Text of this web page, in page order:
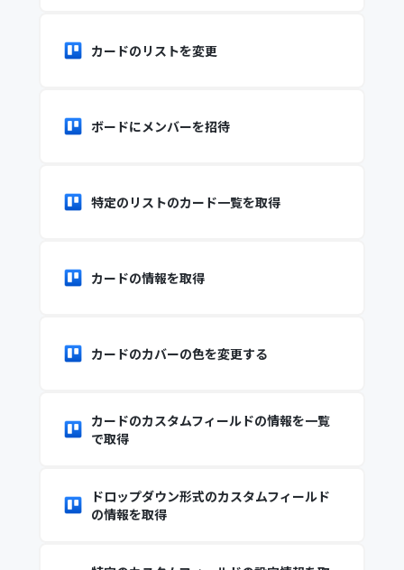
カードのリストを変更
ボードにメンバーを招待
特定のリストのカード一覧を取得
カードの情報を取得
カードのカバーの色を変更する
カードのカスタムフィールドの情報を一覧
で取得
ドロップダウン形式のカスタムフィールド
の情報を取得